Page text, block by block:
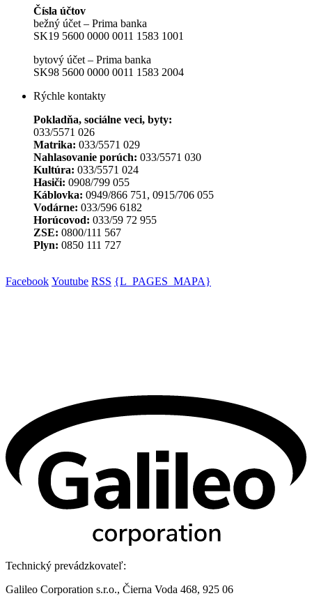
Čísla účtov
bežný účet – Prima banka
SK19 5600 0000 0011 1583 1001
bytový účet – Prima banka
SK98 5600 0000 0011 1583 2004
Rýchle kontakty
Pokladňa, sociálne veci, byty:
033/5571 026
Matrika: 033/5571 029
Nahlasovanie porúch: 033/5571 030
Kultúra: 033/5571 024
Hasiči: 0908/799 055
Káblovka: 0949/866 751, 0915/706 055
Vodárne: 033/596 6182
Horúcovod: 033/59 72 955
ZSE: 0800/111 567
Plyn: 0850 111 727
Facebook Youtube RSS {L_PAGES_MAPA}
Technický prevádzkovateľ:
Galileo Corporation s.r.o., Čierna Voda 468, 925 06